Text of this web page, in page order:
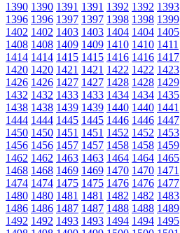
1390 1390 1391 1391 1392 1392 1393
1396 1396 1397 1397 1398 1398 1399
1402 1402 1403 1403 1404 1404 1405
1408 1408 1409 1409 1410 1410 1411
1414 1414 1415 1415 1416 1416 1417
1420 1420 1421 1421 1422 1422 1423
1426 1426 1427 1427 1428 1428 1429
1432 1432 1433 1433 1434 1434 1435
1438 1438 1439 1439 1440 1440 1441
1444 1444 1445 1445 1446 1446 1447
1450 1450 1451 1451 1452 1452 1453
1456 1456 1457 1457 1458 1458 1459
1462 1462 1463 1463 1464 1464 1465
1468 1468 1469 1469 1470 1470 1471
1474 1474 1475 1475 1476 1476 1477
1480 1480 1481 1481 1482 1482 1483
1486 1486 1487 1487 1488 1488 1489
1492 1492 1493 1493 1494 1494 1495